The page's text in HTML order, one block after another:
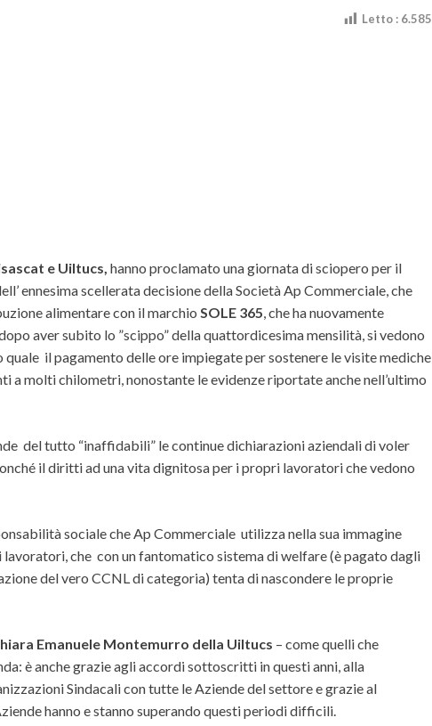
Letto : 6.585
e Uiltucs, hanno proclamato una giornata di sciopero per il
ennesima scellerata decisione della Società Ap Commerciale, che
alimentare con il marchio SOLE 365, che ha nuovamente
aver subito lo ”scippo” della quattordicesima mensilità, si vedono
quale il pagamento delle ore impiegate per sostenere le visite mediche
a molti chilometri, nonostante le evidenze riportate anche nell’ultimo
del tutto “inaffidabili” le continue dichiarazioni aziendali di voler
il diritti ad una vita dignitosa per i propri lavoratori che vedono
sociale che Ap Commerciale utilizza nella sua immagine
lavoratori, che con un fantomatico sistema di welfare (è pagato dagli
del vero CCNL di categoria) tenta di nascondere le proprie
Emanuele Montemurro della Uiltucs – come quelli che
è anche grazie agli accordi sottoscritti in questi anni, alla
Sindacali con tutte le Aziende del settore e grazie al
hanno e stanno superando questi periodi difficili.